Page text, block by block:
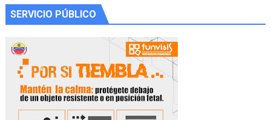
SERVICIO PÚBLICO